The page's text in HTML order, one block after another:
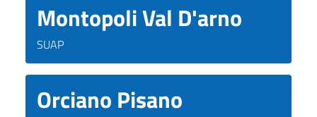
Montopoli Val D'arno
SUAP
Orciano Pisano